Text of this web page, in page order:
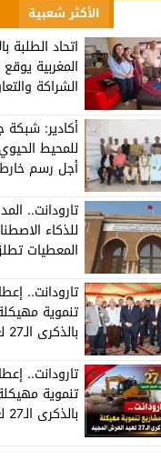
الأكثر شعبية
اتحاد الطلبة
المغربية
الشراكة
أكادير: شبكة
للمحيط
أجل رسم
تارودانت..
للذكاء
المعطيات
تارودانت..
تنموية
بالذكرى الـ27 لعيد العرش المجيد
تارودانت..
تنموية
بالذكرى الـ27 لعيد العرش المجيد